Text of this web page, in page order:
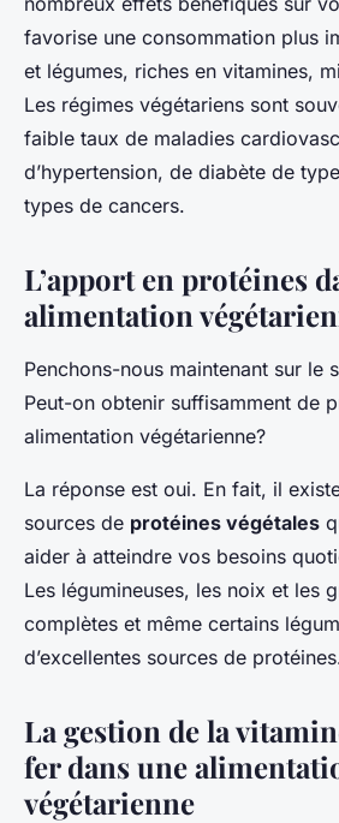
favorise une consommation plus
et légumes, riches en vitamines,
Les régimes végétariens sont
faible taux de maladies
d’hypertension, de diabète de
types de cancers.
L’apport en protéines
alimentation
Penchons-nous maintenant sur le
Peut-on obtenir suffisamment de
alimentation végétarienne?
La réponse est oui. En fait, il
sources de protéines végétales
aider à atteindre vos besoins
Les légumineuses, les noix et les
complètes et même certains
d’excellentes sources de
La gestion de la
fer dans une
végétarienne